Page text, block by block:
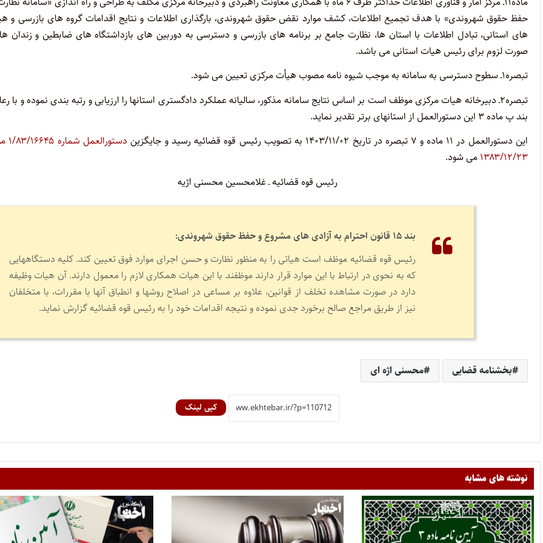
حفظ حقوق شهروندی» با هدف تجمیع اطلاعات، کشف موارد نقض حقوق شهروندی، بارگذاری اطلاعات و نتایج اقدامات گروه های بازرسی و
های استانی، تبادل اطلاعات با استان ها، نظارت جامع بر برنامه های بازرسی و دسترسی به دوربین های بازداشتگاه های ضابطین و زندان
صورت لزوم برای رئیس هیات استانی می باشد.
تبصره۱ـ سطوح دسترسی به سامانه به موجب شیوه نامه مصوب هیأت مرکزی تعیین می شود.
تبصره۲ـ دبیرخانه هیات مرکزی موظف است بر اساس نتایج سامانه مذکور، سالیانه عملکرد دادگستری استانها را ارزیابی و رتبه بندی نموده و با
بند پ ماده ۳ این دستورالعمل از استانهای برتر تقدیر نماید.
این دستورالعمل در ۱۱ ماده و ۷ تبصره در تاریخ ۱۴۰۳/۱۱/۰۲ به تصویب رئیس قوه قضائیه رسید و جایگزین
۱۳۸۳/۱۲/۲۳ می شود.
رئیس قوه قضائیه ـ غلامحسین محسنی اژیه
بند ۱۵ قانون احترام به آزادی‌ های مشروع و حفظ حقوق شهروندی:
رئیس قوه قضائیه موظف است هیاتی را به منظور نظارت و حسن اجرای موارد فوق تعیین کند. کلیه دستگاههایی
که به نحوی در ارتباط با این موارد قرار دارند موظفند با این هیات همکاری لازم را معمول دارند. آن هیات وظیفه
دارد در صورت مشاهده تخلف از قوانین، علاوه بر مساعی در اصلاح روشها و انطباق آنها با مقررات، با متخلفان
نیز از طریق مراجع صالح برخورد جدی نموده و نتیجه اقدامات خود را به رئیس قوه قضائیه گزارش نماید.
بخشنامه قضایی محسنی اژه ای
کپی لینک
نوشته های مشابه